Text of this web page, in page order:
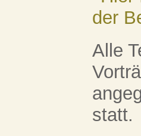
der
Alle
statt.